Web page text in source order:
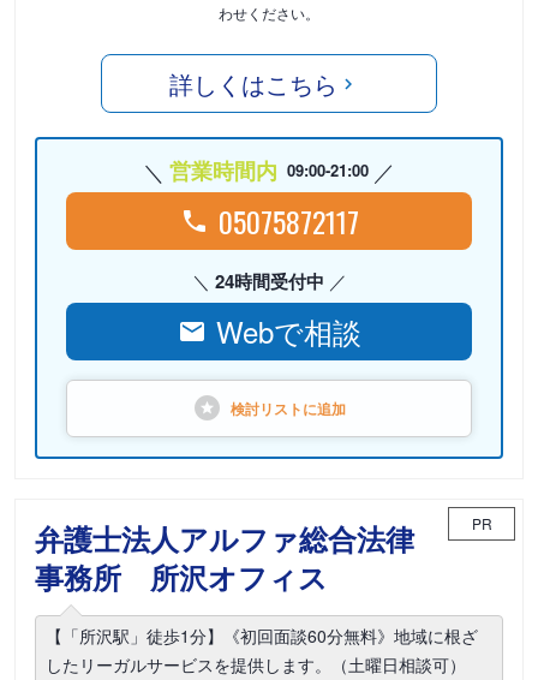
わせください。
詳しくはこちら
営業時間内 09:00-21:00
05075872117
24時間受付中
Webで相談
検討リストに追加
弁護士法人アルファ総合法律
事務所 所沢オフィス
PR
【「所沢駅」徒歩1分】《初回面談60分無料》地域に根ざ
したリーガルサービスを提供します。（土曜日相談可）